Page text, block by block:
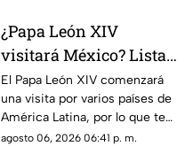
¿Papa León XIV
visitará México? Lista
COMPLETA de los
países de América
Latina a los que llegará
El Papa León XIV comenzará
una visita por varios países de
América Latina, por lo que te
compartimos la lista de cuáles
agosto 06, 2026 06:41 p. m.